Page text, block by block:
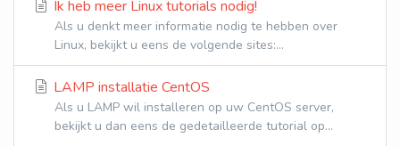
Ik heb meer Linux tutorials nodig!
Als u denkt meer informatie nodig te hebben over
Linux, bekijkt u eens de volgende sites:...
LAMP installatie CentOS
Als u LAMP wil installeren op uw CentOS server,
bekijkt u dan eens de gedetailleerde tutorial op...